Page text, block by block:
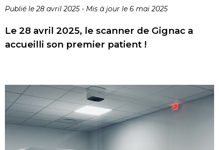
Publié le 28 avril 2025 - Mis à jour le 6 mai 2025
Le 28 avril 2025, le scanner de Gignac a
accueilli son premier patient !